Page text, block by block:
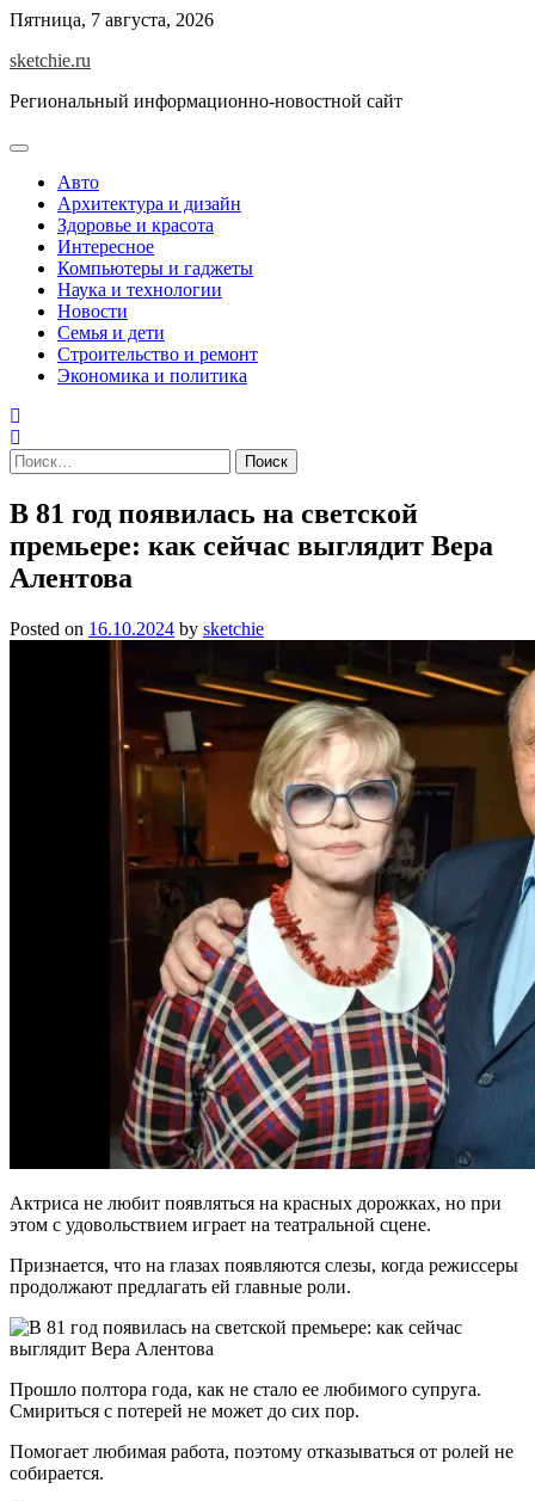
Skip
content
Пятница, 7 августа, 2026
sketchie.ru
Региональный информационно-новостной сайт
Авто
Архитектура и дизайн
Здоровье и красота
Интересное
Компьютеры и гаджеты
Наука и технологии
Новости
Семья и дети
Строительство и ремонт
Экономика и политика
Найти:
В 81 год появилась на светской
премьере: как сейчас выглядит Вера
Алентова
Posted on 16.10.2024 by sketchie
Актриса не любит появляться на красных дорожках, но при
этом с удовольствием играет на театральной сцене.
Признается, что на глазах появляются слезы, когда режиссеры
продолжают предлагать ей главные роли.
Прошло полтора года, как не стало ее любимого супруга.
Смириться с потерей не может до сих пор.
Помогает любимая работа, поэтому отказываться от ролей не
собирается.